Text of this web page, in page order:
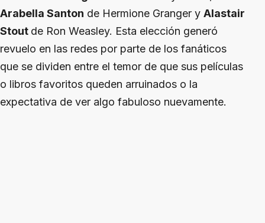
Arabella Santon de Hermione Granger y Alastair
Stout de Ron Weasley. Esta elección generó
revuelo en las redes por parte de los fanáticos
que se dividen entre el temor de que sus películas
o libros favoritos queden arruinados o la
expectativa de ver algo fabuloso nuevamente.